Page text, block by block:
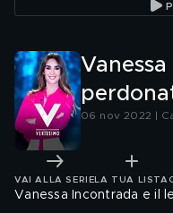
06 nov 2022 |
VAI ALLA SERIE LA TUA LISTA
Vanessa Incontrada e il